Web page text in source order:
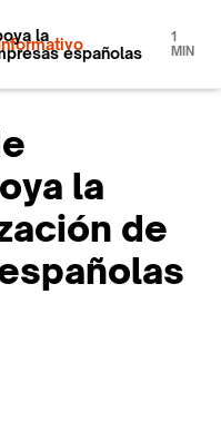
la
españolas
1
MIN
la
de